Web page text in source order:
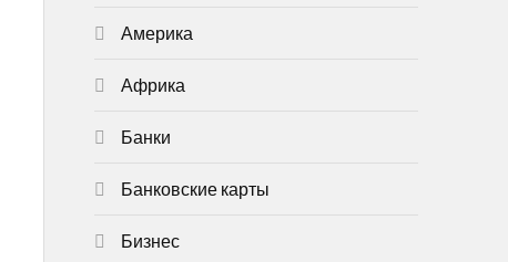
Америка
Африка
Банки
Банковские карты
Бизнес